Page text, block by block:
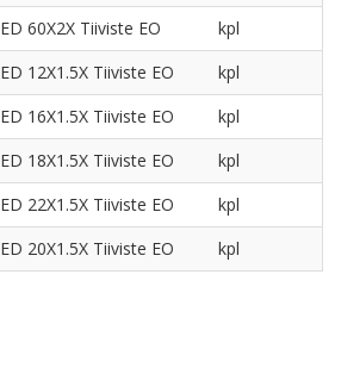
ED 60X2X Tiiviste EO
kpl
ED 12X1.5X Tiiviste EO
kpl
ED 16X1.5X Tiiviste EO
kpl
ED 18X1.5X Tiiviste EO
kpl
ED 22X1.5X Tiiviste EO
kpl
ED 20X1.5X Tiiviste EO kpl